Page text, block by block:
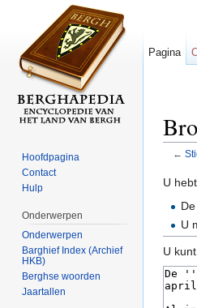
←
U
U
U
Pagina
Hoofdpagina
Contact
Hulp
Onderwerpen
Onderwerpen
Barghief Index (Archief
HKB)
Berghse woorden
Jaartallen